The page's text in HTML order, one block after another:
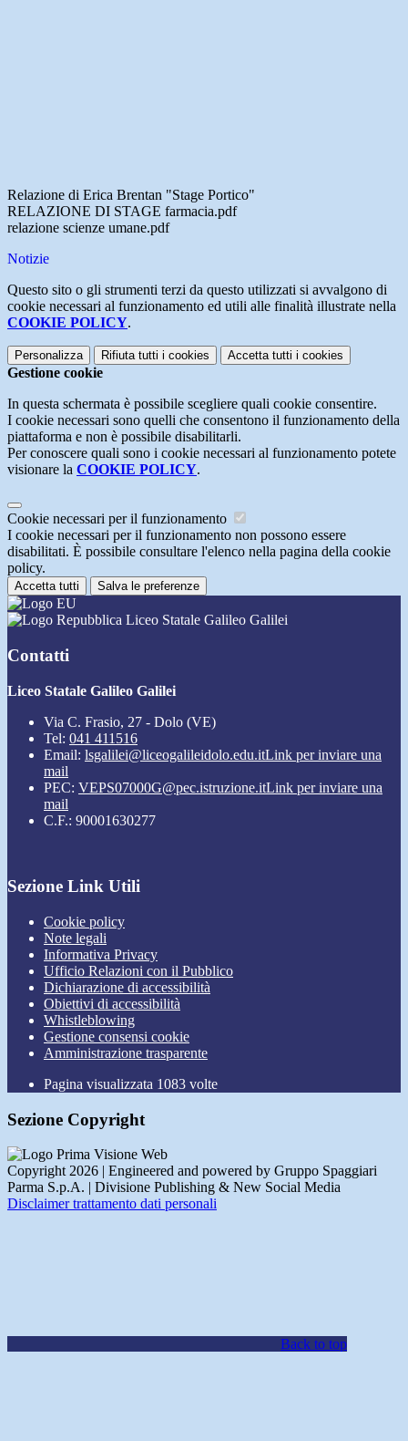
Relazione di Erica Brentan "Stage Portico"
RELAZIONE DI STAGE farmacia.pdf
relazione scienze umane.pdf
Notizie
Questo sito o gli strumenti terzi da questo utilizzati si avvalgono di
cookie necessari al funzionamento ed utili alle finalità illustrate nella
COOKIE POLICY.
Personalizza Rifiuta tutti i cookies Accetta tutti i cookies
Gestione cookie
In questa schermata è possibile scegliere quali cookie consentire.
I cookie necessari sono quelli che consentono il funzionamento della
piattaforma e non è possibile disabilitarli.
Per conoscere quali sono i cookie necessari al funzionamento potete
visionare la COOKIE POLICY.
Cookie necessari per il funzionamento
I cookie necessari per il funzionamento non possono essere
disabilitati. È possibile consultare l'elenco nella pagina della cookie
policy.
Accetta tutti Salva le preferenze
Liceo Statale Galileo Galilei
Contatti
Liceo Statale Galileo Galilei
Via C. Frasio, 27 - Dolo (VE)
Tel: 041 411516
Email: lsgalilei@liceogalileidolo.edu.itLink per inviare una
mail
PEC: VEPS07000G@pec.istruzione.itLink per inviare una
mail
C.F.: 90001630277
Sezione Link Utili
Cookie policy
Note legali
Informativa Privacy
Ufficio Relazioni con il Pubblico
Dichiarazione di accessibilità
Obiettivi di accessibilità
Whistleblowing
Gestione consensi cookie
Amministrazione trasparente
Pagina visualizzata 1083 volte
Sezione Copyright
Copyright 2026 | Engineered and powered by Gruppo Spaggiari
Parma S.p.A. | Divisione Publishing & New Social Media
Disclaimer trattamento dati personali
Back to top